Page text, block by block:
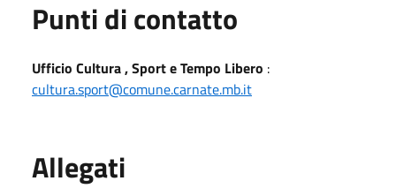
Punti di contatto
Ufficio Cultura , Sport e Tempo Libero :
cultura.sport@comune.carnate.mb.it
Allegati